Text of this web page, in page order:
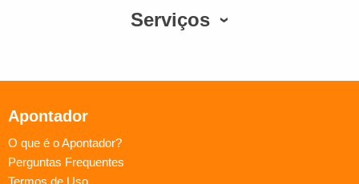
Serviços
Apontador
O que é o Apontador?
Perguntas Frequentes
Termos de Uso